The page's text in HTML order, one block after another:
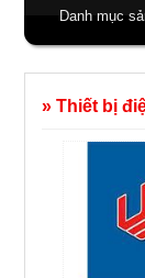
Danh mục
» Thiết bị